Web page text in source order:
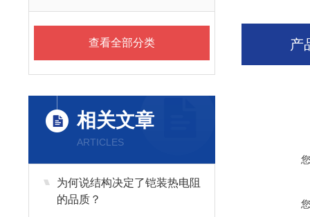
查看全部分类
相关文章
ARTICLES
为何说结构决定了铠装热电阻
的品质？
产